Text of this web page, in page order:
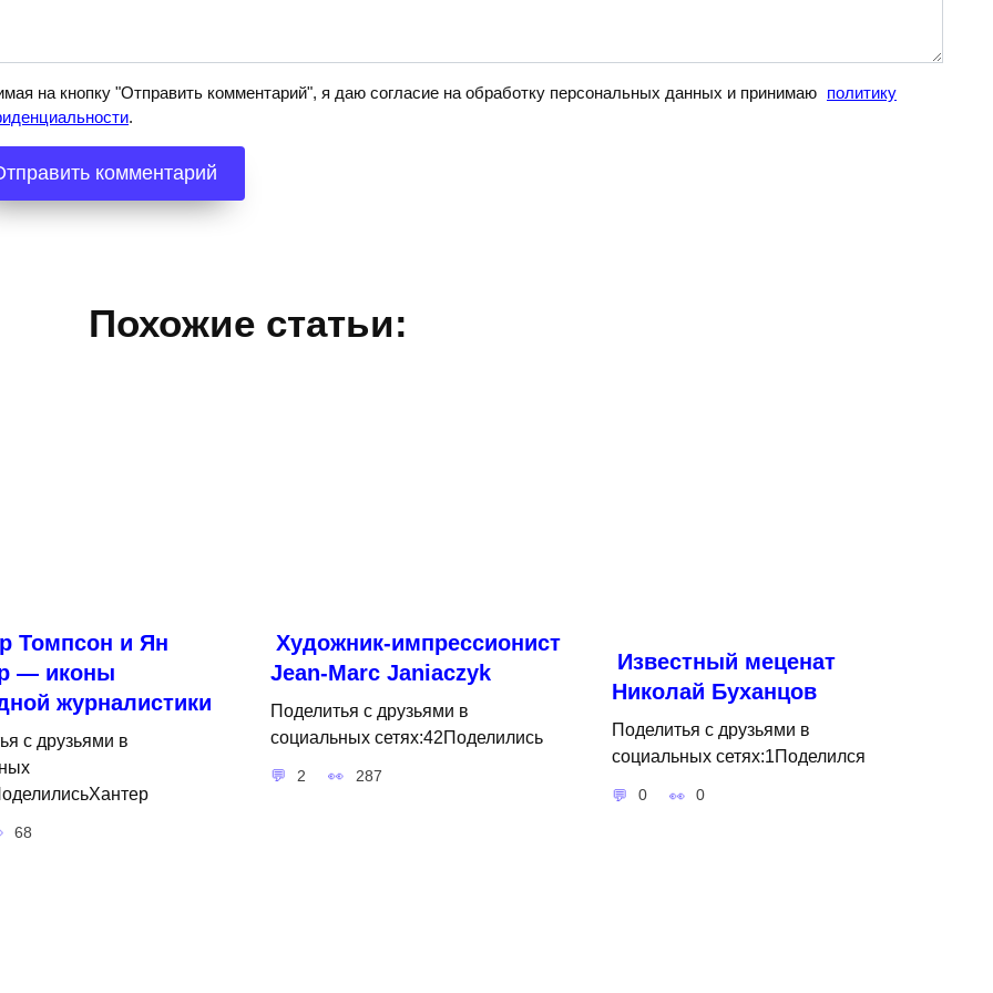
на кнопку "Отправить комментарий", я даю согласие на обработку персональных данных и принимаю политику
.
Похожие статьи:
Томпсон и Ян
— иконы
журналистики
с друзьями в
68
Художник-импрессионист
Jean-Marc Janiaczyk
Поделитья с друзьями в
социальных сетях:42Поделились
2 287
Известный меценат
Николай Буханцов
Поделитья с друзьями в
социальных сетях:1Поделился
0 0